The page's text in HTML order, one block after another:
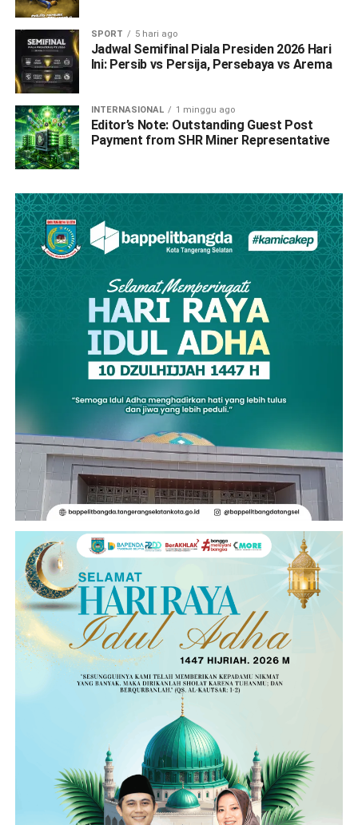
SPORT 5 hari ago
Jadwal Semifinal Piala Presiden 2026 Hari
Ini: Persib vs Persija, Persebaya vs Arema
INTERNASIONAL 1 minggu ago
Editor’s Note: Outstanding Guest Post
Payment from SHR Miner Representative